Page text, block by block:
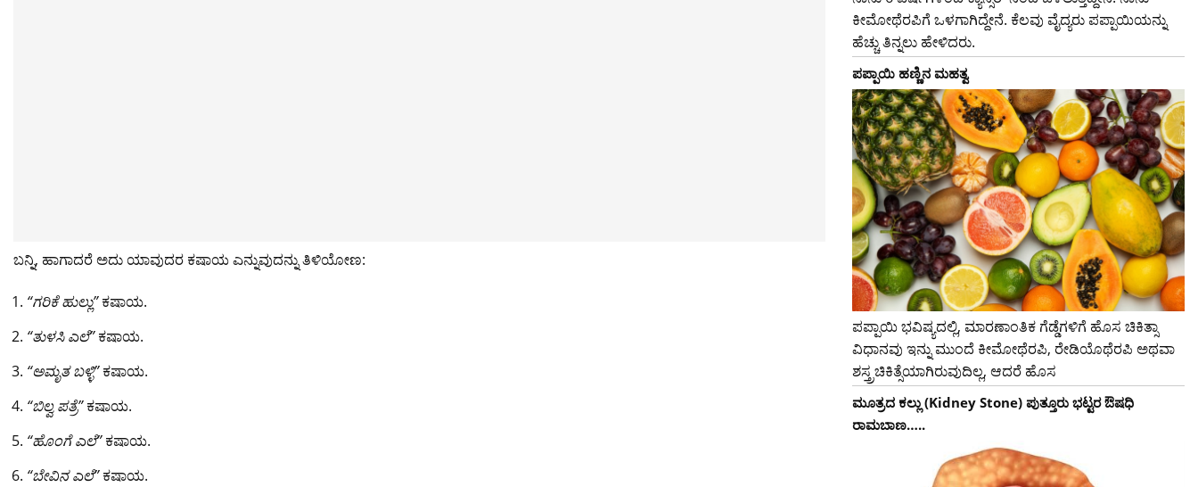
ಬನ್ನಿ, ಹಾಗಾದರೆ ಅದು ಯಾವುದರ ಕಷಾಯ ಎನ್ನುವುದನ್ನು ತಿಳಿಯೋಣ:
“ಗರಿಕೆ ಹುಲ್ಲು”ಕಷಾಯ.
“ತುಳಸಿ ಎಲೆ”ಕಷಾಯ.
“ಅಮೃತ ಬಳ್ಳಿ”ಕಷಾಯ.
“ಬಿಲ್ವ ಪತ್ರೆ”ಕಷಾಯ.
“ಹೊಂಗೆ ಎಲೆ”ಕಷಾಯ.
“ಬೇವಿನ ಎಲೆ”ಕಷಾಯ.
ಕೀಮೋಥೆರಪಿಗೆ ಒಳಗಾಗಿದ್ದೇನೆ. ಕೆಲವು ವೈದ್ಯರು ಪಪ್ಪಾಯಿಯನ್ನು
ಹೆಚ್ಚು ತಿನ್ನಲು ಹೇಳಿದರು.
ಪಪ್ಪಾಯಿ ಹಣ್ಣಿನ ಮಹತ್ವ
ಪಪ್ಪಾಯಿ ಭವಿಷ್ಯದಲ್ಲಿ, ಮಾರಣಾಂತಿಕ ಗೆಡ್ಡೆಗಳಿಗೆ ಹೊಸ ಚಿಕಿತ್ಸಾ
ವಿಧಾನವು ಇನ್ನು ಮುಂದೆ ಕೀಮೋಥೆರಪಿ, ರೇಡಿಯೊಥೆರಪಿ ಅಥವಾ
ಶಸ್ತ್ರಚಿಕಿತ್ಸೆಯಾಗಿರುವುದಿಲ್ಲ, ಆದರೆ ಹೊಸ
ಮೂತ್ರದ ಕಲ್ಲು (Kidney Stone) ಪುತ್ತೂರು ಭಟ್ಟರ ಔಷಧಿ
ರಾಮಬಾಣ…..